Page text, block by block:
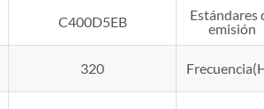
C400D5EB
Estándares
emisión
320